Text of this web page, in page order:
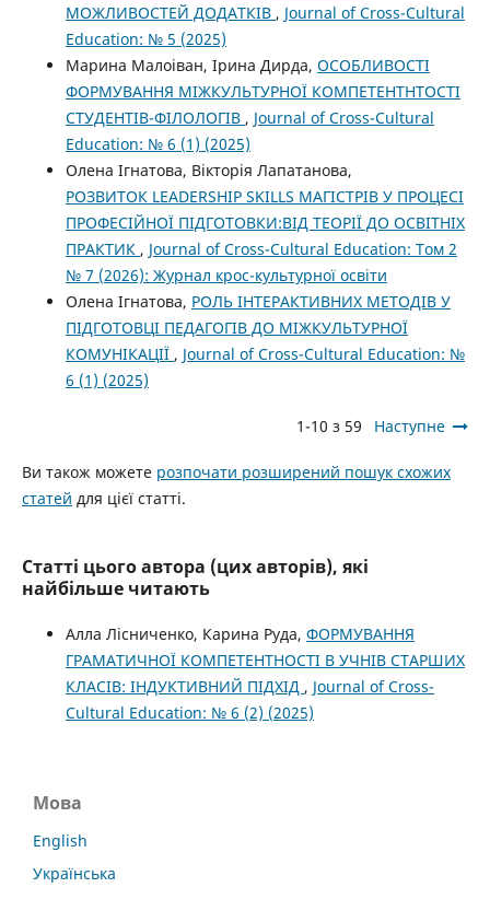
МОЖЛИВОСТЕЙ ДОДАТКІВ , Journal of Cross-Cultural
Education: № 5 (2025)
Марина Малоіван, Ірина Дирда, ОСОБЛИВОСТІ
ФОРМУВАННЯ МІЖКУЛЬТУРНОЇ КОМПЕТЕНТНТОСТІ
СТУДЕНТІВ-ФІЛОЛОГІВ , Journal of Cross-Cultural
Education: № 6 (1) (2025)
Олена Ігнатова, Вікторія Лапатанова,
РОЗВИТОК LEADERSHIP SKILLS МАГІСТРІВ У ПРОЦЕСІ
ПРОФЕСІЙНОЇ ПІДГОТОВКИ:ВІД ТЕОРІЇ ДО ОСВІТНІХ
ПРАКТИК , Journal of Cross-Cultural Education: Том 2
№ 7 (2026): Журнал крос-культурної освіти
Олена Ігнатова, РОЛЬ ІНТЕРАКТИВНИХ МЕТОДІВ У
ПІДГОТОВЦІ ПЕДАГОГІВ ДО МІЖКУЛЬТУРНОЇ
КОМУНІКАЦІЇ , Journal of Cross-Cultural Education: №
6 (1) (2025)
1-10 з 59 Наступне
Ви також можете розпочати розширений пошук схожих
статей для цієї статті.
Статті цього автора (цих авторів), які
найбільше читають
Алла Лісниченко, Карина Руда, ФОРМУВАННЯ
ГРАМАТИЧНОЇ КОМПЕТЕНТНОСТІ В УЧНІВ СТАРШИХ
КЛАСІВ: ІНДУКТИВНИЙ ПІДХІД , Journal of Cross-
Cultural Education: № 6 (2) (2025)
Мова
English
Українська